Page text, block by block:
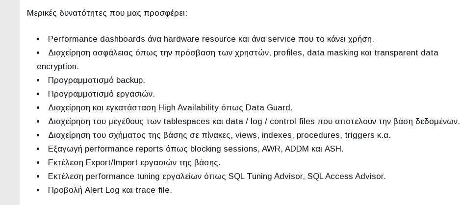
Μερικές δυνατότητες που μας προσφέρει:
Performance dashboards άνα hardware resource και άνα service που το κάνει χρήση.
Διαχείρηση ασφάλειας όπως την πρόσβαση των χρηστών, profiles, data masking και transparent data
encryption.
Προγραμματισμό backup.
Προγραμματισμό εργασιών.
Διαχείρηση και εγκατάσταση High Availability όπως Data Guard.
Διαχείρηση του μεγέθους των tablespaces και data / log / control files που αποτελούν την βάση δεδομένων.
Διαχείρηση του σχήματος της βάσης σε πίνακες, views, indexes, procedures, triggers κ.α.
Εξαγωγή performance reports όπως blocking sessions, AWR, ADDM και ASH.
Εκτέλεση Export/Import εργασιών της βάσης.
Εκτέλεση performance tuning εργαλείων όπως SQL Tuning Advisor, SQL Access Advisor.
Προβολή Alert Log και trace file.